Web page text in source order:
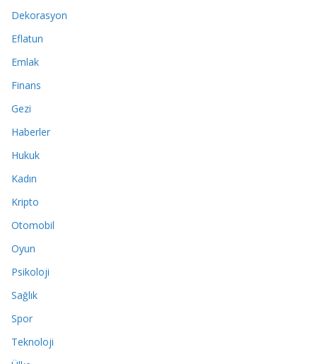
Dekorasyon
Eflatun
Emlak
Finans
Gezi
Haberler
Hukuk
Kadın
Kripto
Otomobil
Oyun
Psikoloji
Sağlık
Spor
Teknoloji